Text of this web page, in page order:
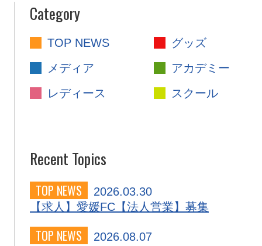
Category
TOP NEWS
グッズ
メディア
アカデミー
レディース
スクール
Recent Topics
TOP NEWS
2026.03.30
【求人】愛媛FC【法人営業】募集
TOP NEWS
2026.08.07